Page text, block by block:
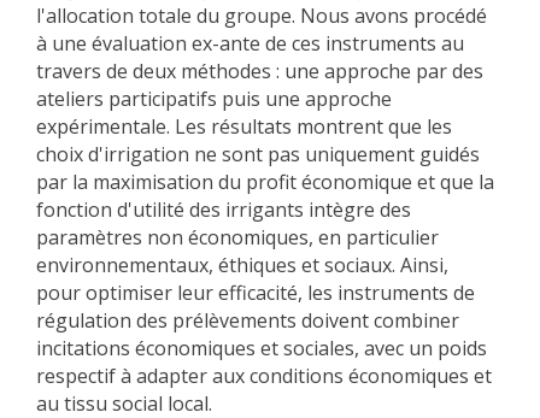
l'allocation totale du groupe. Nous avons procédé
à une évaluation ex-ante de ces instruments au
travers de deux méthodes : une approche par des
ateliers participatifs puis une approche
expérimentale. Les résultats montrent que les
choix d'irrigation ne sont pas uniquement guidés
par la maximisation du profit économique et que la
fonction d'utilité des irrigants intègre des
paramètres non économiques, en particulier
environnementaux, éthiques et sociaux. Ainsi,
pour optimiser leur efficacité, les instruments de
régulation des prélèvements doivent combiner
incitations économiques et sociales, avec un poids
respectif à adapter aux conditions économiques et
au tissu social local.